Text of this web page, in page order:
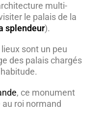
multi-
le palais de la
splendeur).
sont un peu
des palais chargés
, ce monument
au roi normand